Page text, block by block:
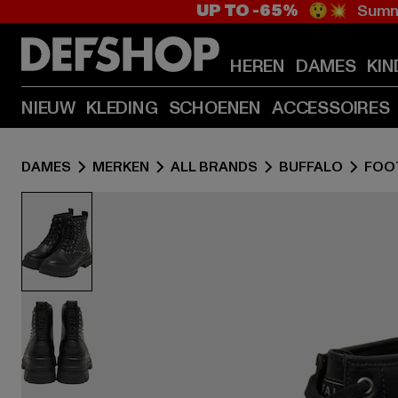
UP TO -65% 😲💥
HEREN DAMES
NIEUW KLEDING SCHOENEN ACCESSOIRES
DAMES MERKEN ALL BRANDS BUFFALO